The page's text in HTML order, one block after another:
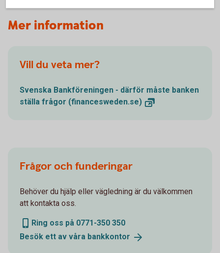
Mer information
Vill du veta mer?
Svenska Bankföreningen - därför måste banken
ställa frågor (financesweden.se)
Frågor och funderingar
Behöver du hjälp eller vägledning är du välkommen
att kontakta oss.
Ring oss på 0771-350 350
Besök ett av våra bankkontor